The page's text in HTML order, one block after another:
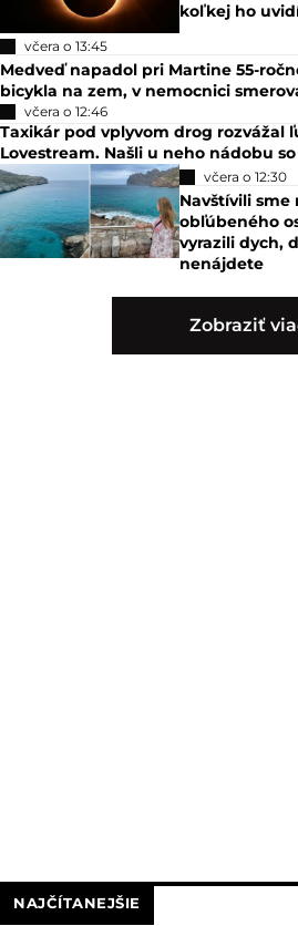
koľkej ho
včera o 13:45
Medveď napadol pri Martine 55-
bicykla na zem, v nemocnici
včera o 12:46
Taxikár pod vplyvom drog rozvážal
Lovestream. Našli u neho nádobu
včera o 12:30
Navštívili sme
obľúbeného
vyrazili dych,
nenájdete
Zobraziť
NAJČÍTANEJŠIE